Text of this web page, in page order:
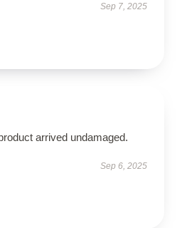
Sep 7, 2025
arrived undamaged.
Sep 6, 2025